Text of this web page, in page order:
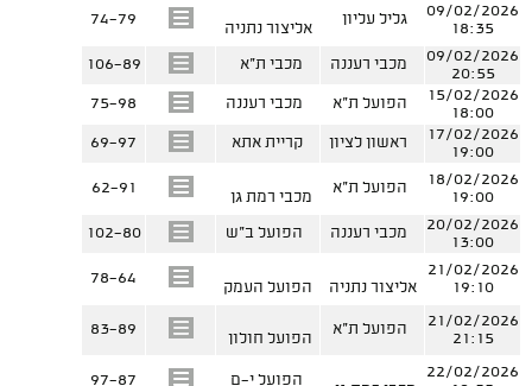
09/02/2026
18:35
גליל עליון
אליצור נתניה
74-79
09/02/2026
20:55
מכבי רעננה מכבי ת"א
106-89
15/02/2026
18:00
הפועל ת"א מכבי רעננה
75-98
17/02/2026
19:00
ראשון לציון קריית אתא 69-97
18/02/2026
19:00
הפועל ת"א
מכבי רמת גן
62-91
20/02/2026
13:00
מכבי רעננה הפועל ב"ש 102-80
21/02/2026
19:10
אליצור נתניה הפועל העמק
78-64
21/02/2026
21:15
הפועל ת"א
הפועל חולון
83-89
22/02/2026
הפועל י-ם 97-87